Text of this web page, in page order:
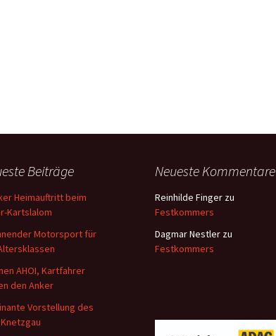
Beiträge
Heimauftritt beim
Kartslalom
Motorsport für
AHOI, Kartfahrer
den Anker
Vorstellung des
Knetzgau
Neueste Kommentare
Reinhilde Finger zu
Festkommers
Dagmar Nestler zu
Festkommers